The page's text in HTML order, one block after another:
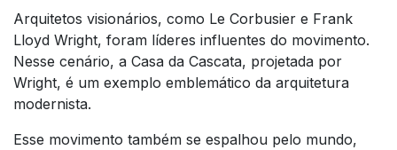
Arquitetos visionários, como Le Corbusier e Frank
Lloyd Wright, foram líderes influentes do movimento.
Nesse cenário, a Casa da Cascata, projetada por
Wright, é um exemplo emblemático da arquitetura
modernista.
Esse movimento também se espalhou pelo mundo,